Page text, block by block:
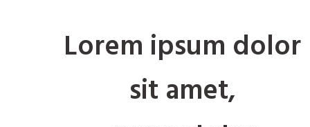
Lorem ipsum dolor
sit amet,